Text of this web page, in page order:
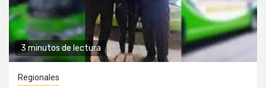
3 minutos de lectura
Regionales